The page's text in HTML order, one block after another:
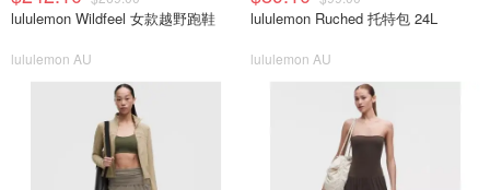
lululemon Wildfeel 女款越野跑鞋
lululemon AU
lululemon Ruched 托特包 24L
lululemon AU